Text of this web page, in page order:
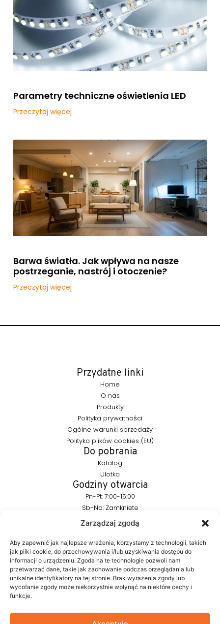
Zarządzaj zgodą
Aby zapewnić jak najlepsze wrażenia, korzystamy z technologii, takich
jak pliki cookie, do przechowywania i/lub uzyskiwania dostępu do
informacji o urządzeniu. Zgoda na te technologie pozwoli nam
przetwarzać dane, takie jak zachowanie podczas przeglądania lub
unikalne identyfikatory na tej stronie. Brak wyrażenia zgody lub
wycofanie zgody może niekorzystnie wpłynąć na niektóre cechy i
funkcje.
Parametry techniczne oświetlenia LED
Przeczytaj więcej
Barwa światła. Jak wpływa na nasze
postrzeganie, nastrój i otoczenie?
Przeczytaj więcej
FURNIKA to marka z branży oświetleniowej, specjalizująca się w
nowoczesnych rozwiązaniach LED do mebli. Tworzymy
produkty, które w subtelny sposób podkreślają formę mebla i
autorskie rozwiązania projektowane z myślą o estetyce i
Przydatne linki
Home
O nas
Produkty
Polityka prywatności
Ogólne warunki sprzedaży
Polityka plików cookies (EU)
Do pobrania
Katalog
Ulotka
Godziny otwarcia
Pn-Pt: 7:00-15:00
Sb-Nd: Zamknięte
Pozostańmy w kontakcie
info@furnika.pl
+48 (77) 544 91 28